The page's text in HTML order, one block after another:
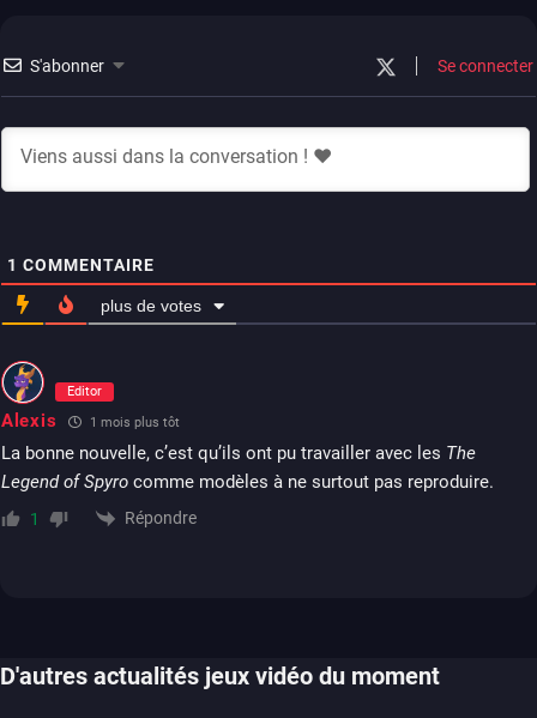
S'abonner Se connecter
1 COMMENTAIRE
plus de votes
Editor
Alexis 1 mois plus tôt
La bonne nouvelle, c’est qu’ils ont pu travailler avec les The
Legend of Spyro comme modèles à ne surtout pas reproduire.
1 Répondre
D'autres actualités jeux vidéo du moment